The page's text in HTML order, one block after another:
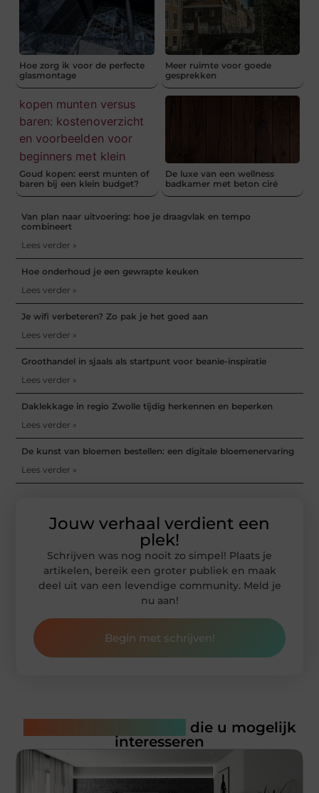
Hoe zorg ik voor de perfecte
glasmontage
Meer ruimte voor goede
gesprekken
Goud kopen: eerst munten of
baren bij een klein budget?
De luxe van een wellness
badkamer met beton ciré
Van plan naar uitvoering: hoe je draagvlak en tempo
combineert
Lees verder »
Hoe onderhoud je een gewrapte keuken
Lees verder »
Je wifi verbeteren? Zo pak je het goed aan
Lees verder »
Groothandel in sjaals als startpunt voor beanie-inspiratie
Lees verder »
Daklekkage in regio Zwolle tijdig herkennen en beperken
Lees verder »
De kunst van bloemen bestellen: een digitale bloemenervaring
Lees verder »
Jouw verhaal verdient een
plek!
Schrijven was nog nooit zo simpel! Plaats je
artikelen, bereik een groter publiek en maak
deel uit van een levendige community. Meld je
nu aan!
Begin met schrijven!
die u mogelijk
interesseren